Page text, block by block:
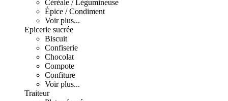
Céréale / Légumineuse
Épice / Condiment
Voir plus...
Epicerie sucrée
Biscuit
Confiserie
Chocolat
Compote
Confiture
Voir plus...
Traiteur